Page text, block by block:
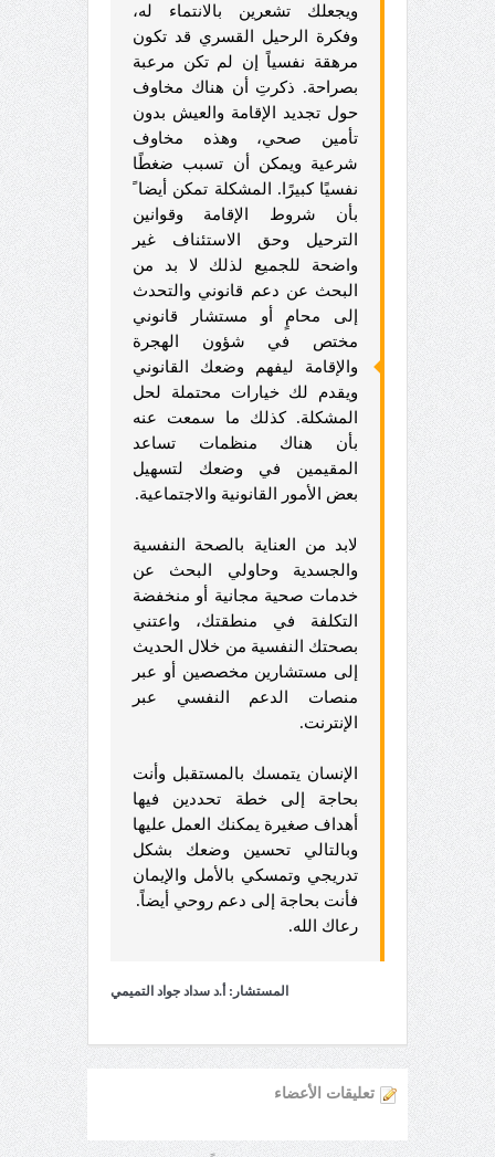
ويجعلك تشعرين بالانتماء له،
وفكرة الرحيل القسري قد تكون
مرهقة نفسياً إن لم تكن مرعبة
بصراحة. ذكرتِ أن هناك مخاوف
حول تجديد الإقامة والعيش بدون
تأمين صحي، وهذه مخاوف
شرعية ويمكن أن تسبب ضغطًا
نفسيًا كبيرًا. المشكلة تمكن أيضا ً
بأن شروط الإقامة وقوانين
الترحيل وحق الاستئناف غير
واضحة للجميع لذلك لا بد من
البحث عن دعم قانوني والتحدث
إلى محامٍ أو مستشار قانوني
مختص في شؤون الهجرة
والإقامة ليفهم وضعك القانوني
ويقدم لك خيارات محتملة لحل
المشكلة. كذلك ما سمعت عنه
بأن هناك منظمات تساعد
المقيمين في وضعك لتسهيل
بعض الأمور القانونية والاجتماعية.
لابد من العناية بالصحة النفسية
والجسدية وحاولي البحث عن
خدمات صحية مجانية أو منخفضة
التكلفة في منطقتك، واعتني
بصحتك النفسية من خلال الحديث
إلى مستشارين مخصصين أو عبر
منصات الدعم النفسي عبر
الإنترنت.
الإنسان يتمسك بالمستقبل وأنت
بحاجة إلى خطة تحددين فيها
أهداف صغيرة يمكنك العمل عليها
وبالتالي تحسين وضعك بشكل
تدريجي وتمسكي بالأمل والإيمان
فأنت بحاجة إلى دعم روحي أيضاً.
رعاك الله.
المستشار: أ.د سداد جواد التميمي
تعليقات الأعضاء